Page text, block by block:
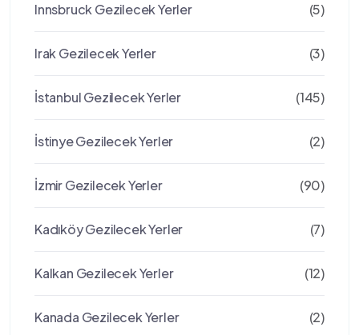
Innsbruck Gezilecek Yerler (5)
Irak Gezilecek Yerler (3)
İstanbul Gezilecek Yerler (145)
İstinye Gezilecek Yerler (2)
İzmir Gezilecek Yerler (90)
Kadıköy Gezilecek Yerler (7)
Kalkan Gezilecek Yerler (12)
Kanada Gezilecek Yerler (2)